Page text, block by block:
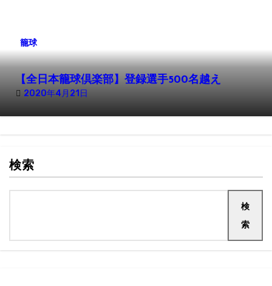
籠球
【全日本籠球倶楽部】登録選手500名越え
2020年4月21日
検索
検
索